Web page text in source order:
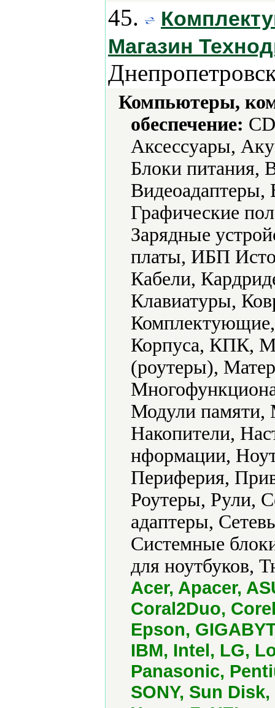
45.
Магазин
Компьютеры,
обеспечение:
Аксессуары,
Блоки питания,
Видеоадаптеры,
Графические
Зарядные
платы, ИБП
Кабели,
Клавиатуры,
Корпуса, КПК,
(роутеры),
Модули
Накопители,
нформации,
Периферия,
Роутеры, Рули,
адаптеры,
Системные
для ноутбуков,
Acer, Apacer,
Coral2Duo,
Epson,
IBM, Intel, LG,
Panasonic,
SONY, Sun